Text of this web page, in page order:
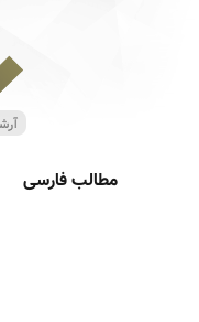
مطالب فارسی